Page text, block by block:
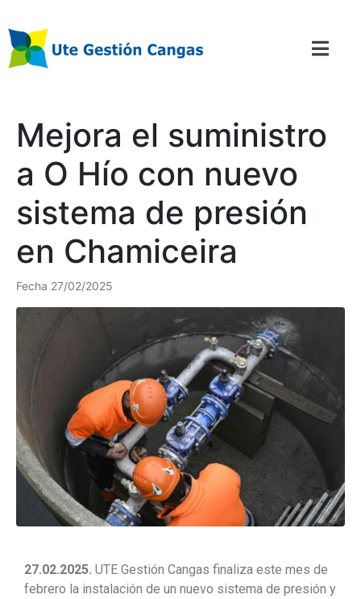
Mejora el suministro
a O Hío con nuevo
sistema de presión
en Chamiceira
Fecha 27/02/2025
27.02.2025. UTE Gestión Cangas finaliza este mes de
febrero la instalación de un nuevo sistema de presión y